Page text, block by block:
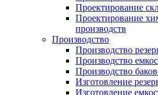
Проектирование
Проектирование
производств
Производство
Производство
Производство
Производство
Изготовление
Изготовление